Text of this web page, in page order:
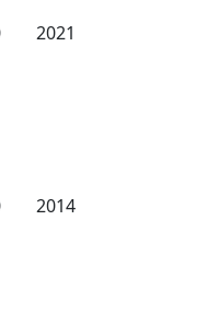
2021
2014